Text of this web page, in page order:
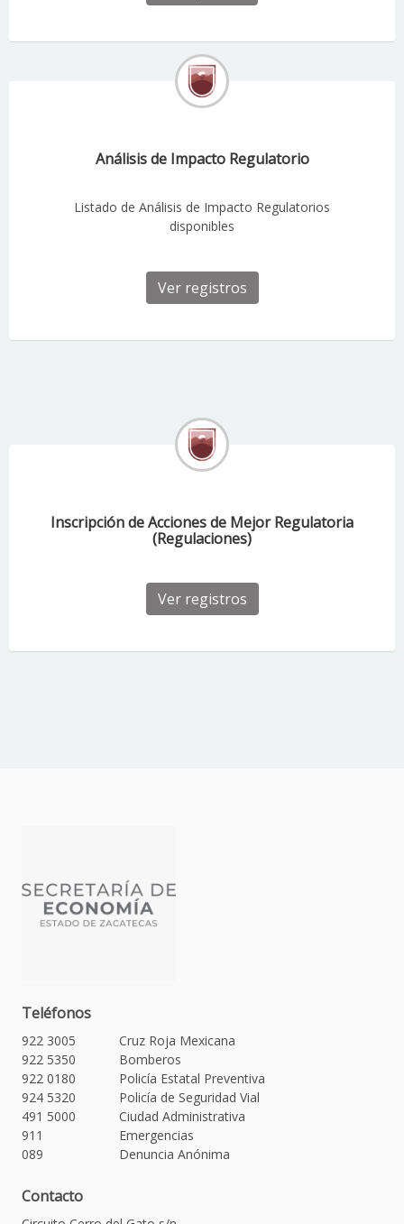
Análisis de Impacto Regulatorio
Listado de Análisis de Impacto Regulatorios
disponibles
Ver registros
Inscripción de Acciones de Mejor Regulatoria
(Regulaciones)
Ver registros
Teléfonos
922 3005
Cruz Roja Mexicana
922 5350
Bomberos
922 0180
Policía Estatal Preventiva
924 5320
Policía de Seguridad Vial
491 5000
Ciudad Administrativa
911
Emergencias
089
Denuncia Anónima
Contacto